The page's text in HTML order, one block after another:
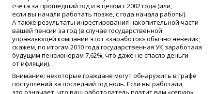
счета за прошедший год и в целом с 2002 года (или,
если вы начали работать позже, с года начала работы).
А также результаты инвестирования накопительной части
вашей пенсии за год(в случае государственной
управляющей компании этот «заработок» обычно невелик;
скажем, по итогам 2010 года государственная УК заработала
будущим пенсионерам 7,62%, что даже не спасло деньги
от ифляции).
Внимание: некоторые граждане могут обнаружить в графе
поступлений за последний год ноль. Если вы работали,
это означает, что ваш работодатель платит вам «серую»